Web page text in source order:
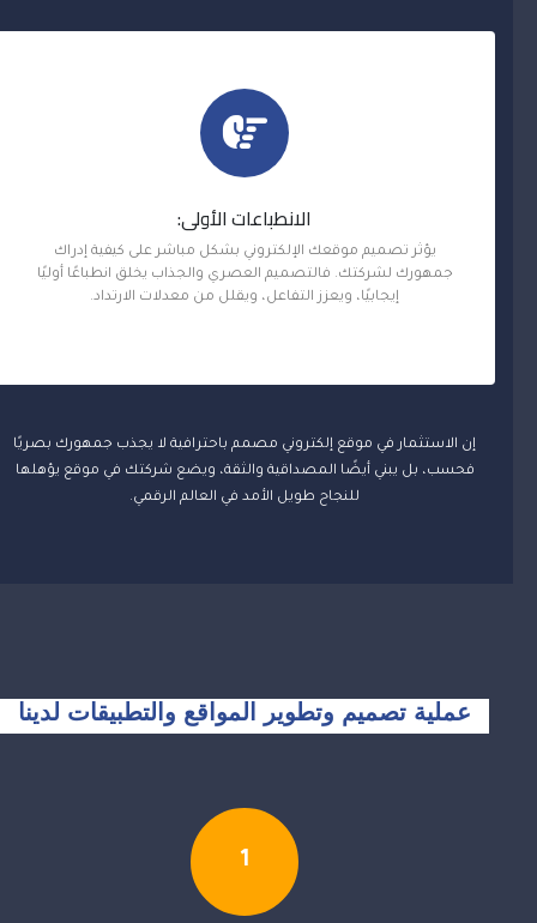
الانطباعات الأولى:
يؤثر تصميم موقعك الإلكتروني بشكل مباشر على كيفية إدراك
جمهورك لشركتك. فالتصميم العصري والجذاب يخلق انطباعًا أوليًا
إيجابيًا، ويعزز التفاعل، ويقلل من معدلات الارتداد.
إن الاستثمار في موقع إلكتروني مصمم باحترافية لا يجذب جمهورك بصريًا
فحسب، بل يبني أيضًا المصداقية والثقة، ويضع شركتك في موقع يؤهلها
للنجاح طويل الأمد في العالم الرقمي.
عملية تصميم وتطوير المواقع والتطبيقات لدينا
1